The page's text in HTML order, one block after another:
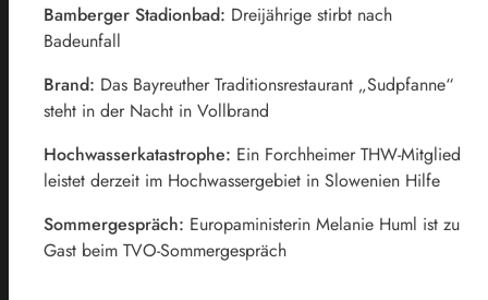
Bamberger Stadionbad: Dreijährige stirbt nach
Badeunfall
Brand: Das Bayreuther Traditionsrestaurant „Sudpfanne“
steht in der Nacht in Vollbrand
Hochwasserkatastrophe: Ein Forchheimer THW-Mitglied
leistet derzeit im Hochwassergebiet in Slowenien Hilfe
Sommergespräch: Europaministerin Melanie Huml ist zu
Gast beim TVO-Sommergespräch